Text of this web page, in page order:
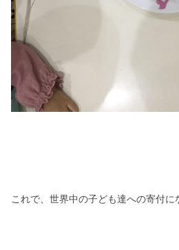
これで、世界中の子ども達への寄付に